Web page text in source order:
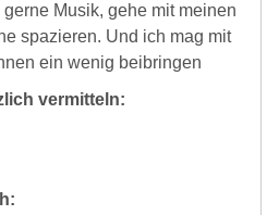
Musik, gehe mit meinen
spazieren. Und ich mag mit
ein wenig beibringen
vermitteln: